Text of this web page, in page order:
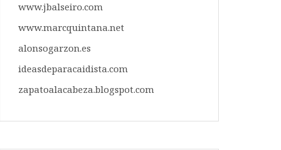
www.jbalseiro.com
www.marcquintana.net
alonsogarzon.es
ideasdeparacaidista.com
zapatoalacabeza.blogspot.com